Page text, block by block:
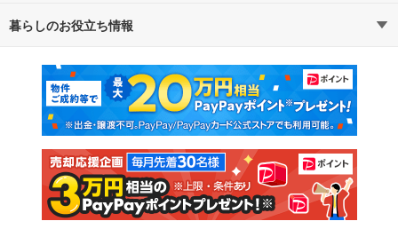
通勤・通学時間から探す
不動産・住宅
新築マンション 中古マンション
新築一戸建て 中古一戸建て
注文住宅 土地
売却査定
暮らしのお役立ち情報
マンションカタログ 教えて！住まいの先生